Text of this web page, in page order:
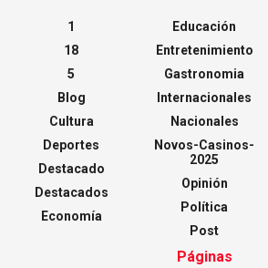
1
18
5
Blog
Cultura
Deportes
Destacado
Destacados
Economía
Educación
Entretenimiento
Gastronomia
Internacionales
Nacionales
Novos-Casinos-
2025
Opinión
Política
Post
Páginas